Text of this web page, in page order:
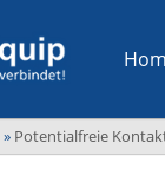
» Potentialfreie